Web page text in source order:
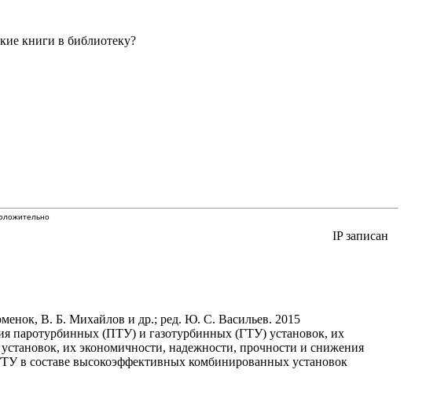
книги в библиотеку?
IP записан
В. Б. Михайлов и др.; ред. Ю. С. Васильев. 2015
паротурбинных (ПТУ) и газотурбинных (ГТУ) установок, их
их экономичности, надежности, прочности и снижения
в составе высокоэффективных комбинированных установок